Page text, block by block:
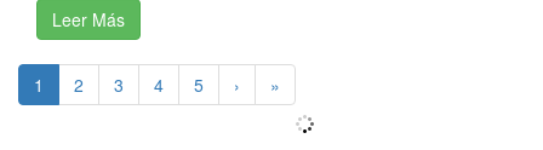
Leer Más
1 2 3 4 5 › »